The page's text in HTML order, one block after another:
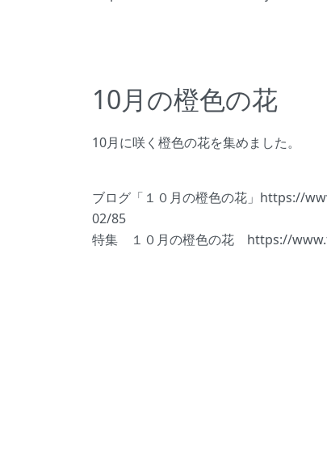
10月の橙色の花
10月に咲く橙色の花を集めました。
ブログ「１０月の橙色の花」https://
02/85
特集 １０月の橙色の花 https://